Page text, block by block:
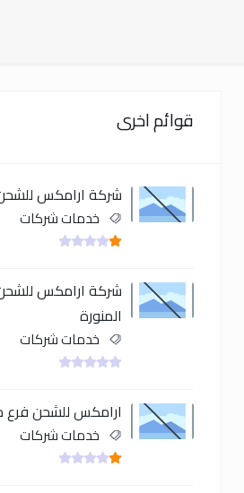
قوائم اخرى
شركة ارامكس
خدمات شركات
شركة ارامكس
المنورة
خدمات شركات
ارامكس للشحن فرع
خدمات شركات